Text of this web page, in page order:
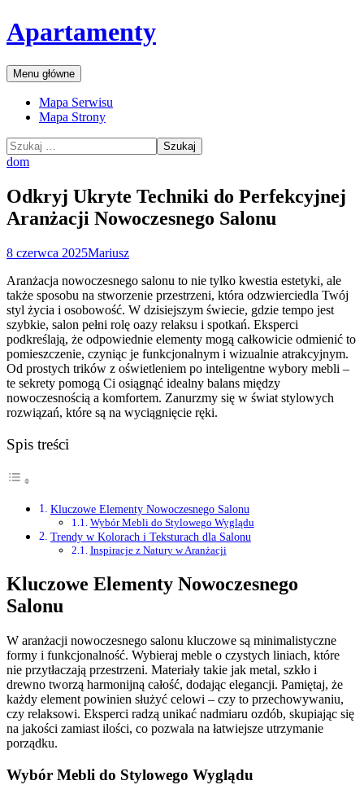
Przejdź
do
Apartamenty
Szukaj
Menu główne
Mapa Serwisu
Mapa Strony
Szukaj:
dom
Odkryj Ukryte Techniki do Perfekcyjnej
Aranżacji Nowoczesnego Salonu
8 czerwca 2025Mariusz
Aranżacja nowoczesnego salonu to nie tylko kwestia estetyki, ale
także sposobu na stworzenie przestrzeni, która odzwierciedla Twój
styl życia i osobowość. W dzisiejszym świecie, gdzie tempo jest
szybkie, salon pełni rolę oazy relaksu i spotkań. Eksperci
podkreślają, że odpowiednie elementy mogą całkowicie odmienić to
pomieszczenie, czyniąc je funkcjonalnym i wizualnie atrakcyjnym.
Od prostych trików z oświetleniem po inteligentne wybory mebli –
te sekrety pomogą Ci osiągnąć idealny balans między
nowoczesnością a komfortem. Zanurzmy się w świat stylowych
rozwiązań, które są na wyciągnięcie ręki.
Spis treści
Kluczowe Elementy Nowoczesnego Salonu
Wybór Mebli do Stylowego Wyglądu
Trendy w Kolorach i Teksturach dla Salonu
Inspiracje z Natury w Aranżacji
Kluczowe Elementy Nowoczesnego
Salonu
W aranżacji nowoczesnego salonu kluczowe są minimalistyczne
formy i funkcjonalność. Wybieraj meble o czystych liniach, które
nie przytłaczają przestrzeni. Materiały takie jak metal, szkło i
drewno tworzą harmonijną całość, dodając elegancji. Pamiętaj, że
każdy element powinien służyć celowi – czy to przechowywaniu,
czy relaksowi. Eksperci radzą unikać nadmiaru ozdób, skupiając się
na jakości zamiast ilości, co pozwala na łatwiejsze utrzymanie
porządku.
Wybór Mebli do Stylowego Wyglądu